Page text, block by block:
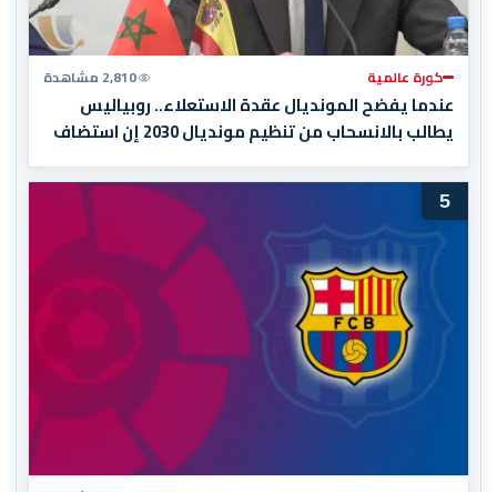
كورة عالمية 2,810 مشاهدة
عندما يفضح المونديال عقدة الاستعلاء.. روبياليس
يطالب بالانسحاب من تنظيم مونديال 2030 إن استضاف
المغرب المباراة النهائية!
5